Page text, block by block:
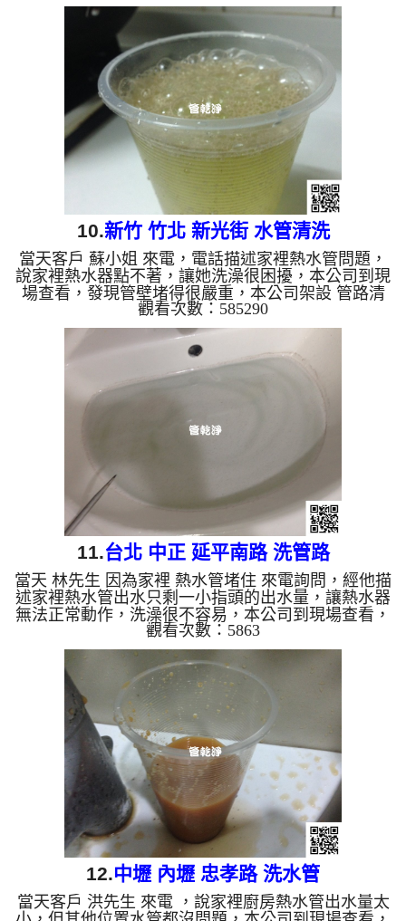
檸檬茶，而且還有黃黃的顏色，如下圖及影片，客戶
謝先生 看到都不知道該說什麼，研判管路裡面是碳
酸鈣過多導致堵塞， 水管清洗 約兩個小時後，出水
量正常，謝先生能正常用水了。 清洗水管, 水管清洗,
洗水管, 熱水管堵塞, 熱水忽冷忽熱, 洗管路 ...
10.新竹 竹北 新光街 水管清洗
當天客戶 蘇小姐 來電，電話描述家裡熱水管問題，
說家裡熱水器點不著，讓她洗澡很困擾，本公司到現
場查看，發現管壁堵得很嚴重，本公司架設 管路清
洗機 ，開始 清洗水管 ，泡泡水一直從水龍頭流出，
很像泡沫紅茶，而且還有黃黃的顏色，如下圖及影
片，客戶 蘇小姐 看到才明白，原來管路裡面這麼嚴
重， 水管清洗 約兩個小時後，熱水器正常運行，蘇
小姐 能洗個舒服的熱水澡了。 清洗水管, 水管清洗,
洗水管, 熱水管堵塞, 熱水忽冷忽熱, 洗管路 ...
觀看次數：585290
11.台北 中正 延平南路 洗管路
當天 林先生 因為家裡 熱水管堵住 來電詢問，經他描
述家裡熱水管出水只剩一小指頭的出水量，讓熱水器
無法正常動作，洗澡很不容易，本公司到現場查看，
發現管壁內密密麻麻的管垢，本公司架設 管路清洗
機 ，開始 清洗水管 ，髒水一直從水龍頭流出，而且
一直噴出泡沫狀的水，如下圖及影片，客戶 林先生
看了下一跳，很像肥皂水， 水管清洗 約兩個小時
後，熱水管已正常出水，林先生 總算能洗個舒服的
熱水澡了。 清洗水管, 水管清洗, 洗水管, 熱水管堵塞,
熱水忽冷忽熱, 洗管路 ...
觀看次數：5863
12.中壢 內壢 忠孝路 洗水管
當天客戶 洪先生 來電 ，說家裡廚房熱水管出水量太